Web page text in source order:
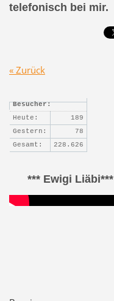
telefonisch bei mir.
« Zurück
Besucher:
Heute:
189
Gestern:
78
Gesamt:
228.626
*** Ewigi Liäbi***